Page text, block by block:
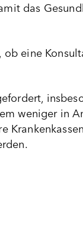
das
eine
weniger in